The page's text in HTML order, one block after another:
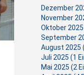
Dezember
November
Oktober
September
August 2025
Juli 2025 (1
Mai 2025 (2